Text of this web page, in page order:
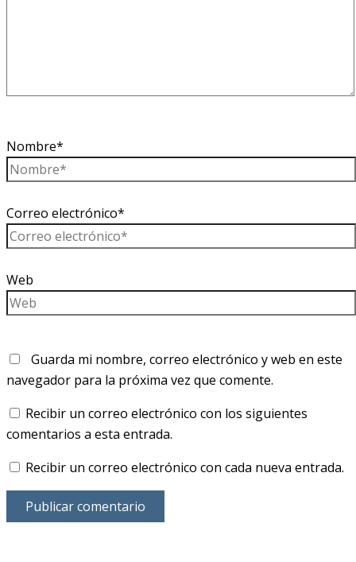
Nombre*
Correo electrónico*
Web
Guarda mi nombre, correo electrónico y web en este
navegador para la próxima vez que comente.
Recibir un correo electrónico con los siguientes
comentarios a esta entrada.
Recibir un correo electrónico con cada nueva entrada.